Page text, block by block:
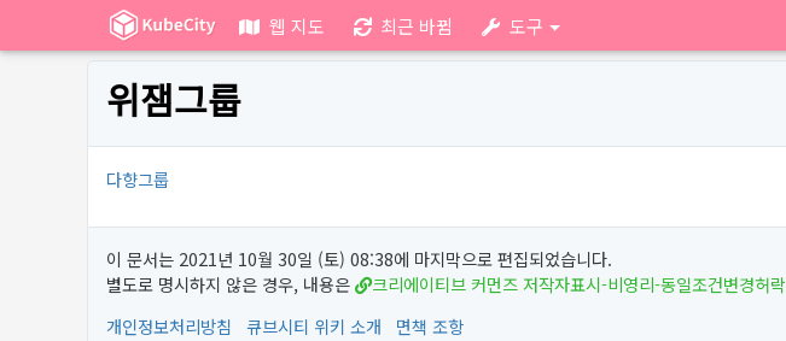
웹 지도 최근 바뀜 도구
위잼그룹
다향그룹
이 문서는 2021년 10월 30일 (토) 08:38에 마지막으로 편집되었습니다.
별도로 명시하지 않은 경우, 내용은
크리에이티브 커먼즈 저작자표시-비영리-동일조건변경허락
개인정보처리방침
큐브시티 위키 소개 면책 조항